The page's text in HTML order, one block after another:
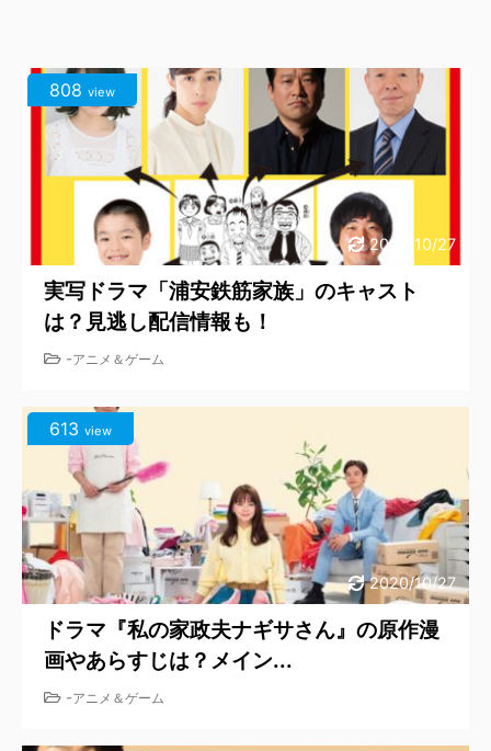
2020/10/27
808 view
実写ドラマ「浦安鉄筋家族」のキャスト
は？見逃し配信情報も！
-アニメ＆ゲーム
2020/10/27
613 view
ドラマ『私の家政夫ナギサさん』の原作漫
画やあらすじは？メイン...
-アニメ＆ゲーム